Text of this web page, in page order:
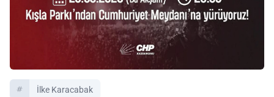
İlke Karacabak